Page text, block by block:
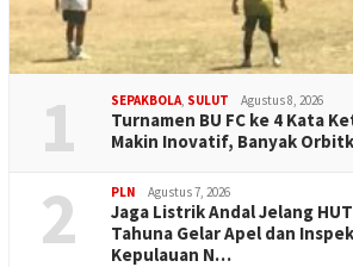
1 SEPAKBOLA, SULUT Agustus 8, 2026
Turnamen BU FC ke 4 Kata
Makin Inovatif, Banyak
2 PLN Agustus 7, 2026
Jaga Listrik Andal Jelang HUT
Tahuna Gelar Apel dan
Kepulauan N…